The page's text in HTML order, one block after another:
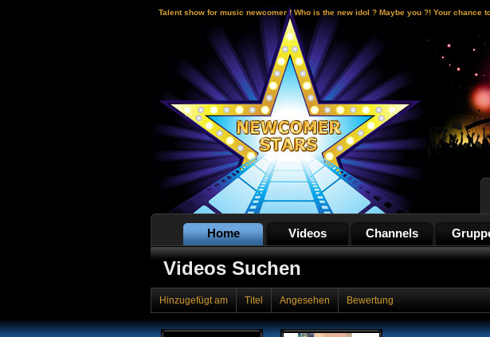
Talent show for music newcomer ! Who is the new idol ? Maybe you ?! Your
Home Videos Channels
Videos Suchen
Hinzugefügt am Titel Angesehen Bewertung